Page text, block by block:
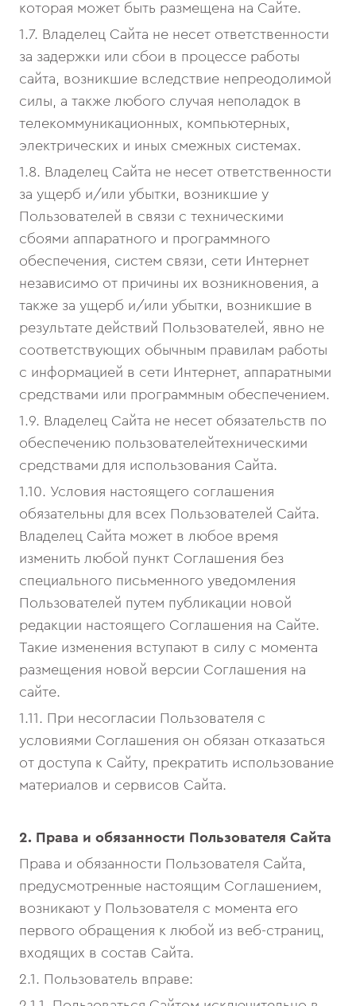
которая может быть размещена на Сайте.
1.7. Владелец Сайта не несет ответственности
за задержки или сбои в процессе работы
сайта, возникшие вследствие непреодолимой
силы, а также любого случая неполадок в
телекоммуникационных, компьютерных,
электрических и иных смежных системах.
1.8. Владелец Сайта не несет ответственности
за ущерб и/или убытки, возникшие у
Пользователей в связи с техническими
сбоями аппаратного и программного
обеспечения, систем связи, сети Интернет
независимо от причины их возникновения, а
также за ущерб и/или убытки, возникшие в
результате действий Пользователей, явно не
соответствующих обычным правилам работы
с информацией в сети Интернет, аппаратными
средствами или программным обеспечением.
1.9. Владелец Сайта не несет обязательств по
обеспечению пользователейтехническими
средствами для использования Сайта.
1.10. Условия настоящего соглашения
обязательны для всех Пользователей Сайта.
Владелец Сайта может в любое время
изменить любой пункт Соглашения без
специального письменного уведомления
Пользователей путем публикации новой
редакции настоящего Соглашения на Сайте.
Такие изменения вступают в силу с момента
размещения новой версии Соглашения на
сайте.
1.11. При несогласии Пользователя с
условиями Соглашения он обязан отказаться
от доступа к Сайту, прекратить использование
материалов и сервисов Сайта.
2. Права и обязанности Пользователя Сайта
Права и обязанности Пользователя Сайта,
предусмотренные настоящим Соглашением,
возникают у Пользователя с момента его
первого обращения к любой из веб-страниц,
входящих в состав Сайта.
2.1. Пользователь вправе: